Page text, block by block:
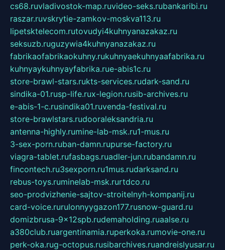
cs68.ruvladivostok-map.ruvideo-seks.rubankaribi.ru
raszar.ruvskrytie-zamkov-moskva113.ru
lipetsktelecom.rutovudyi4kuhnyanazakaz.ru
seksuzb.ruguzywia4kuhnyanazakaz.ru
fabrikaofabrikaokuhny.rukuhnyaekuhnyaafabrika.ru
kuhnyaykuhnyayfabrika.rue-abis1c.ru
store-brawl-stars.rukts-services.rudark-sand.ru
sindika-01.rusp-life.rux-legion.rusib-archives.ru
e-abis-1-c.rusindika01.ruvenda-festival.ru
store-brawlstars.rudooraleksandria.ru
antenna-highly.rumine-lab-msk.ru1-mus.ru
3-sex-porn.ruban-damn.rupurse-factory.ru
viagra-tablet.rufasbags.ruadler-jun.rubandamn.ru
fincontech.ru3sexporn.ru1mus.rudarksand.ru
rebus-toys.ruminelab-msk.rurtdco.ru
seo-prodvizhenie-sajtov-stroitelnyh-kompanij.ru
card-voice.rurulonnyygazon177.rusnow-guard.ru
domizbrusa-9x12spb.rudemaholding.ruaalse.ru
a380club.ruargentinamia.ruperkoka.rumovie-one.ru
perk-oka.rug-octopus.rusibarchives.ruandreislyusar.ru